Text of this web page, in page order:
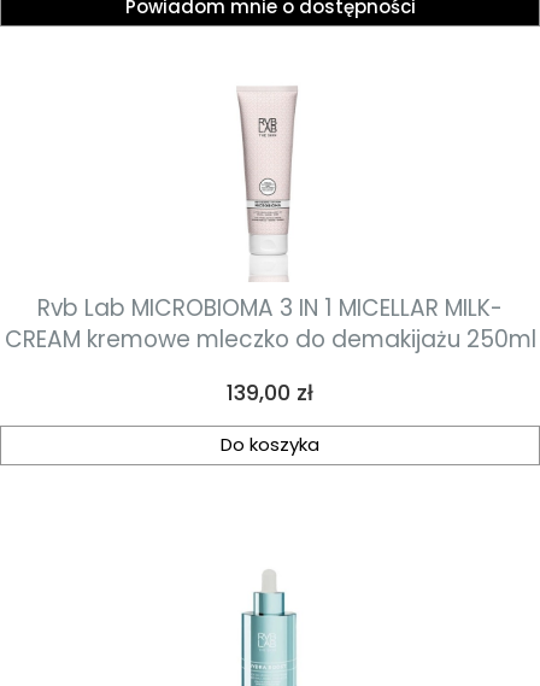
Powiadom mnie o dostępności
Rvb Lab MICROBIOMA 3 IN 1 MICELLAR MILK-
CREAM kremowe mleczko do demakijażu 250ml
Cena
139,00 zł
Do koszyka